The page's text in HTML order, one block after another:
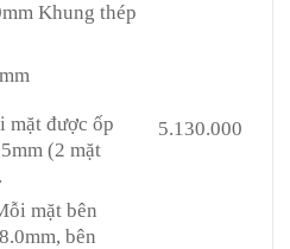
Khung thép
mặt được ốp
(2 mặt
mặt bên
bên
5.130.000